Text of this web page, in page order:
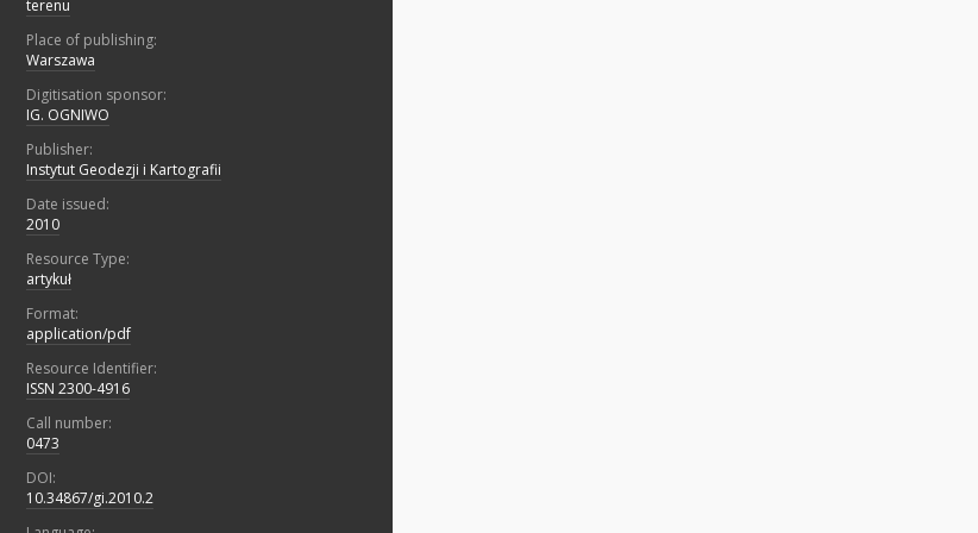
terenu
Place of publishing:
Warszawa
Digitisation sponsor:
IG. OGNIWO
Publisher:
Instytut Geodezji i Kartografii
Date issued:
2010
Resource Type:
artykuł
Format:
application/pdf
Resource Identifier:
ISSN 2300-4916
Call number:
0473
DOI:
10.34867/gi.2010.2